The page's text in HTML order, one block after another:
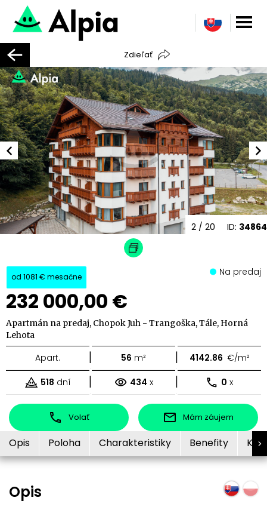
Zdieľať
ID: 34864
2 / 20
od 1081 € mesačne
232 000,00 €
Na predaj
Apartmán na predaj, Chopok Juh - Trangoška, Tále, Horná
Lehota
Apart. | 56 m² | 4142.86 €/m²
518 dní | 434 x | 0 x
Volať Mám záujem
Opis Poloha Charakteristiky Benefity
Opis